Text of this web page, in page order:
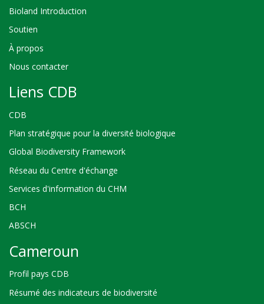
Bioland Introduction
Soutien
À propos
Nous contacter
Liens CDB
CDB
Plan stratégique pour la diversité biologique
Global Biodiversity Framework
Réseau du Centre d'échange
Services d'information du CHM
BCH
ABSCH
Cameroun
Profil pays CDB
Résumé des indicateurs de biodiversité